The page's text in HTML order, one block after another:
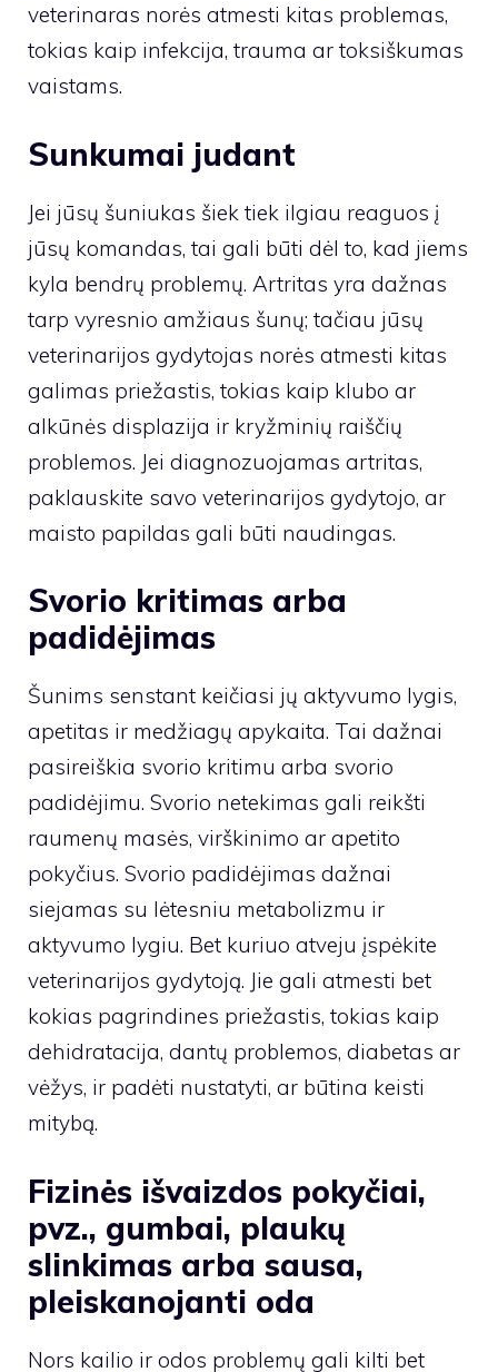
veterinaras norės atmesti kitas problemas,
tokias kaip infekcija, trauma ar toksiškumas
vaistams.
Sunkumai judant
Jei jūsų šuniukas šiek tiek ilgiau reaguos į
jūsų komandas, tai gali būti dėl to, kad jiems
kyla bendrų problemų. Artritas yra dažnas
tarp vyresnio amžiaus šunų; tačiau jūsų
veterinarijos gydytojas norės atmesti kitas
galimas priežastis, tokias kaip klubo ar
alkūnės displazija ir kryžminių raiščių
problemos. Jei diagnozuojamas artritas,
paklauskite savo veterinarijos gydytojo, ar
maisto papildas gali būti naudingas.
Svorio kritimas arba
padidėjimas
Šunims senstant keičiasi jų aktyvumo lygis,
apetitas ir medžiagų apykaita. Tai dažnai
pasireiškia svorio kritimu arba svorio
padidėjimu. Svorio netekimas gali reikšti
raumenų masės, virškinimo ar apetito
pokyčius. Svorio padidėjimas dažnai
siejamas su lėtesniu metabolizmu ir
aktyvumo lygiu. Bet kuriuo atveju įspėkite
veterinarijos gydytoją. Jie gali atmesti bet
kokias pagrindines priežastis, tokias kaip
dehidratacija, dantų problemos, diabetas ar
vėžys, ir padėti nustatyti, ar būtina keisti
mitybą.
Fizinės išvaizdos pokyčiai,
pvz., gumbai, plaukų
slinkimas arba sausa,
pleiskanojanti oda
Nors kailio ir odos problemų gali kilti bet